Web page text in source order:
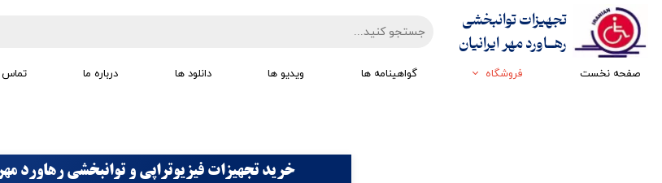
تجهیزات توانبخشی
​​​​​​​رهــاورد مهر ایرانیان
صفحه نخست فروشگاه
تجهیزات مکانوتراپی تجهیزات الکترو تراپی
گواهینامه ها ویدیو ها دانلود ها درباره ما تماس
خرید تجهیزات فیزیوتراپی و توانبخشی رهاورد مهر